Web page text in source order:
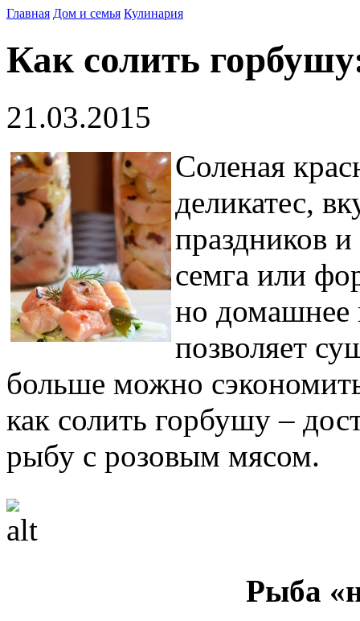
Главная Дом и семья Кулинария
Как солить
21.03.2015
Соленая
деликатес,
праздников
семга или
но домашнее
позволяет
больше можно
как солить горбушу –
рыбу с розовым мясом.
Рыба